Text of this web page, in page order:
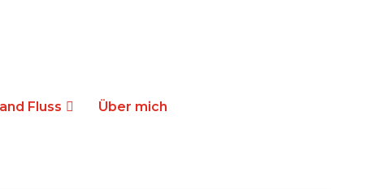
Fluss Über mich